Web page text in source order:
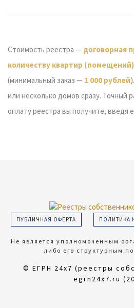
Стоимость реестра — договорная
количеству квартир
(минимальный заказ — 1 000 рублей
или несколько домов сразу. Точный
оплату реестра вы получите, введя
ПУБЛИЧНАЯ ОФЕРТА ПОЛИТИКА
Не является уполномоченным
либо его структурным
© ЕГРН 24х7 (реестры
egrn24x7.ru